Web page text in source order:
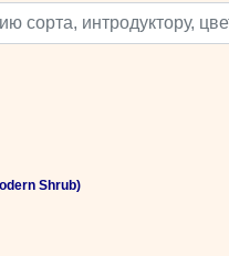
Shrub)